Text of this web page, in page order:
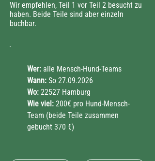
Wir empfehlen, Teil 1 vor Teil 2 besucht zu
haben. Beide Teile sind aber einzeln
buchbar.
Wer: alle Mensch-Hund-Teams
Wann: So 27.09.2026
Wo: 22527 Hamburg
Wie viel: 200€ pro Hund-Mensch-
Team (beide Teile zusammen
gebucht 370 €)